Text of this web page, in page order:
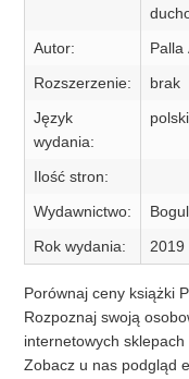
Autor:
Palla
Rozszerzenie:
brak
Język
wydania:
polski
Ilość stron:
Wydawnictwo:
Rok wydania:
2019
Porównaj ceny książki
Rozpoznaj swoją
internetowych
Zobacz u nas podgląd